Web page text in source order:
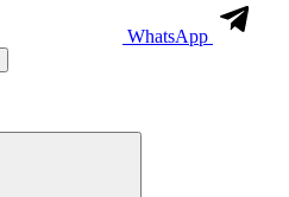
WhatsApp